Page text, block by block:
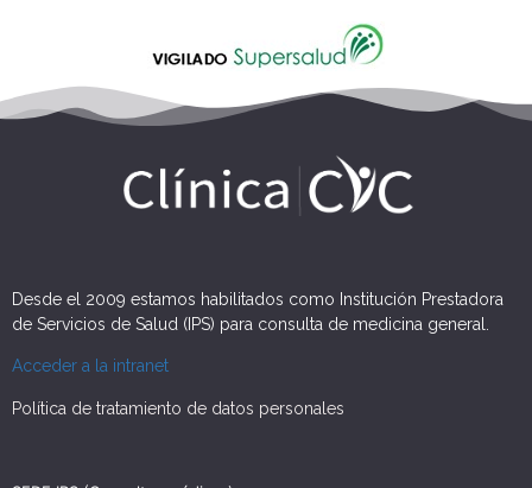
Desde el 2009 estamos habilitados como Institución Prestadora
de Servicios de Salud (IPS) para consulta de medicina general.
Acceder a la intranet
Política de tratamiento de datos personales